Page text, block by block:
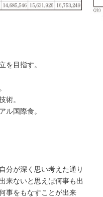
を目指す。
術。
国際食。
分が深く思い考えた通り
来ないと思えば何事も出
事をもなすことが出来